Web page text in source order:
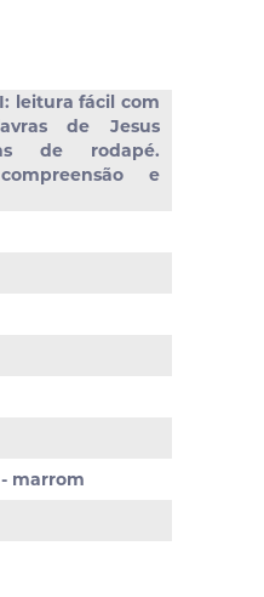
leitura fácil com
de Jesus
de rodapé.
e
marrom